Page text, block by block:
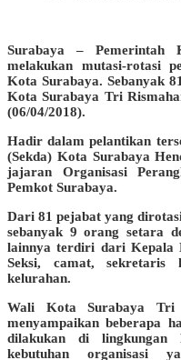
Surabaya – Pemerintah
melakukan mutasi-rotasi
Kota Surabaya. Sebanyak
Kota Surabaya Tri
(06/04/2018).
Hadir dalam pelantikan
(Sekda) Kota Surabaya
jajaran Organisasi
Pemkot Surabaya.
Dari 81 pejabat yang
sebanyak 9 orang setara
lainnya terdiri dari Kepala
Seksi, camat, sekretaris
kelurahan.
Wali Kota Surabaya Tri
menyampaikan beberapa
dilakukan di lingkungan
kebutuhan organisasi